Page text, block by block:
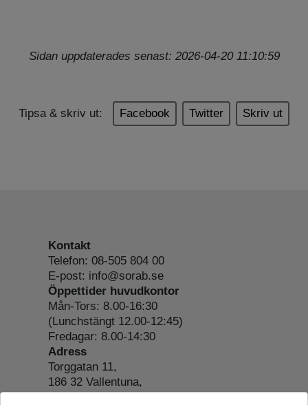
Sidan uppdaterades senast: 2026-04-20 11:10:59
Tipsa & skriv ut: Facebook Twitter Skriv ut
Kontakt
Telefon: 08-505 804 00
E-post: info@sorab.se
Öppettider huvudkontor
Mån-Tors: 8.00-16:30
(Lunchstängt 12.00-12:45)
Fredagar: 8.00-14:30
Adress
Torggatan 11,
186 32 Vallentuna,
Org.nr: 556197-4022